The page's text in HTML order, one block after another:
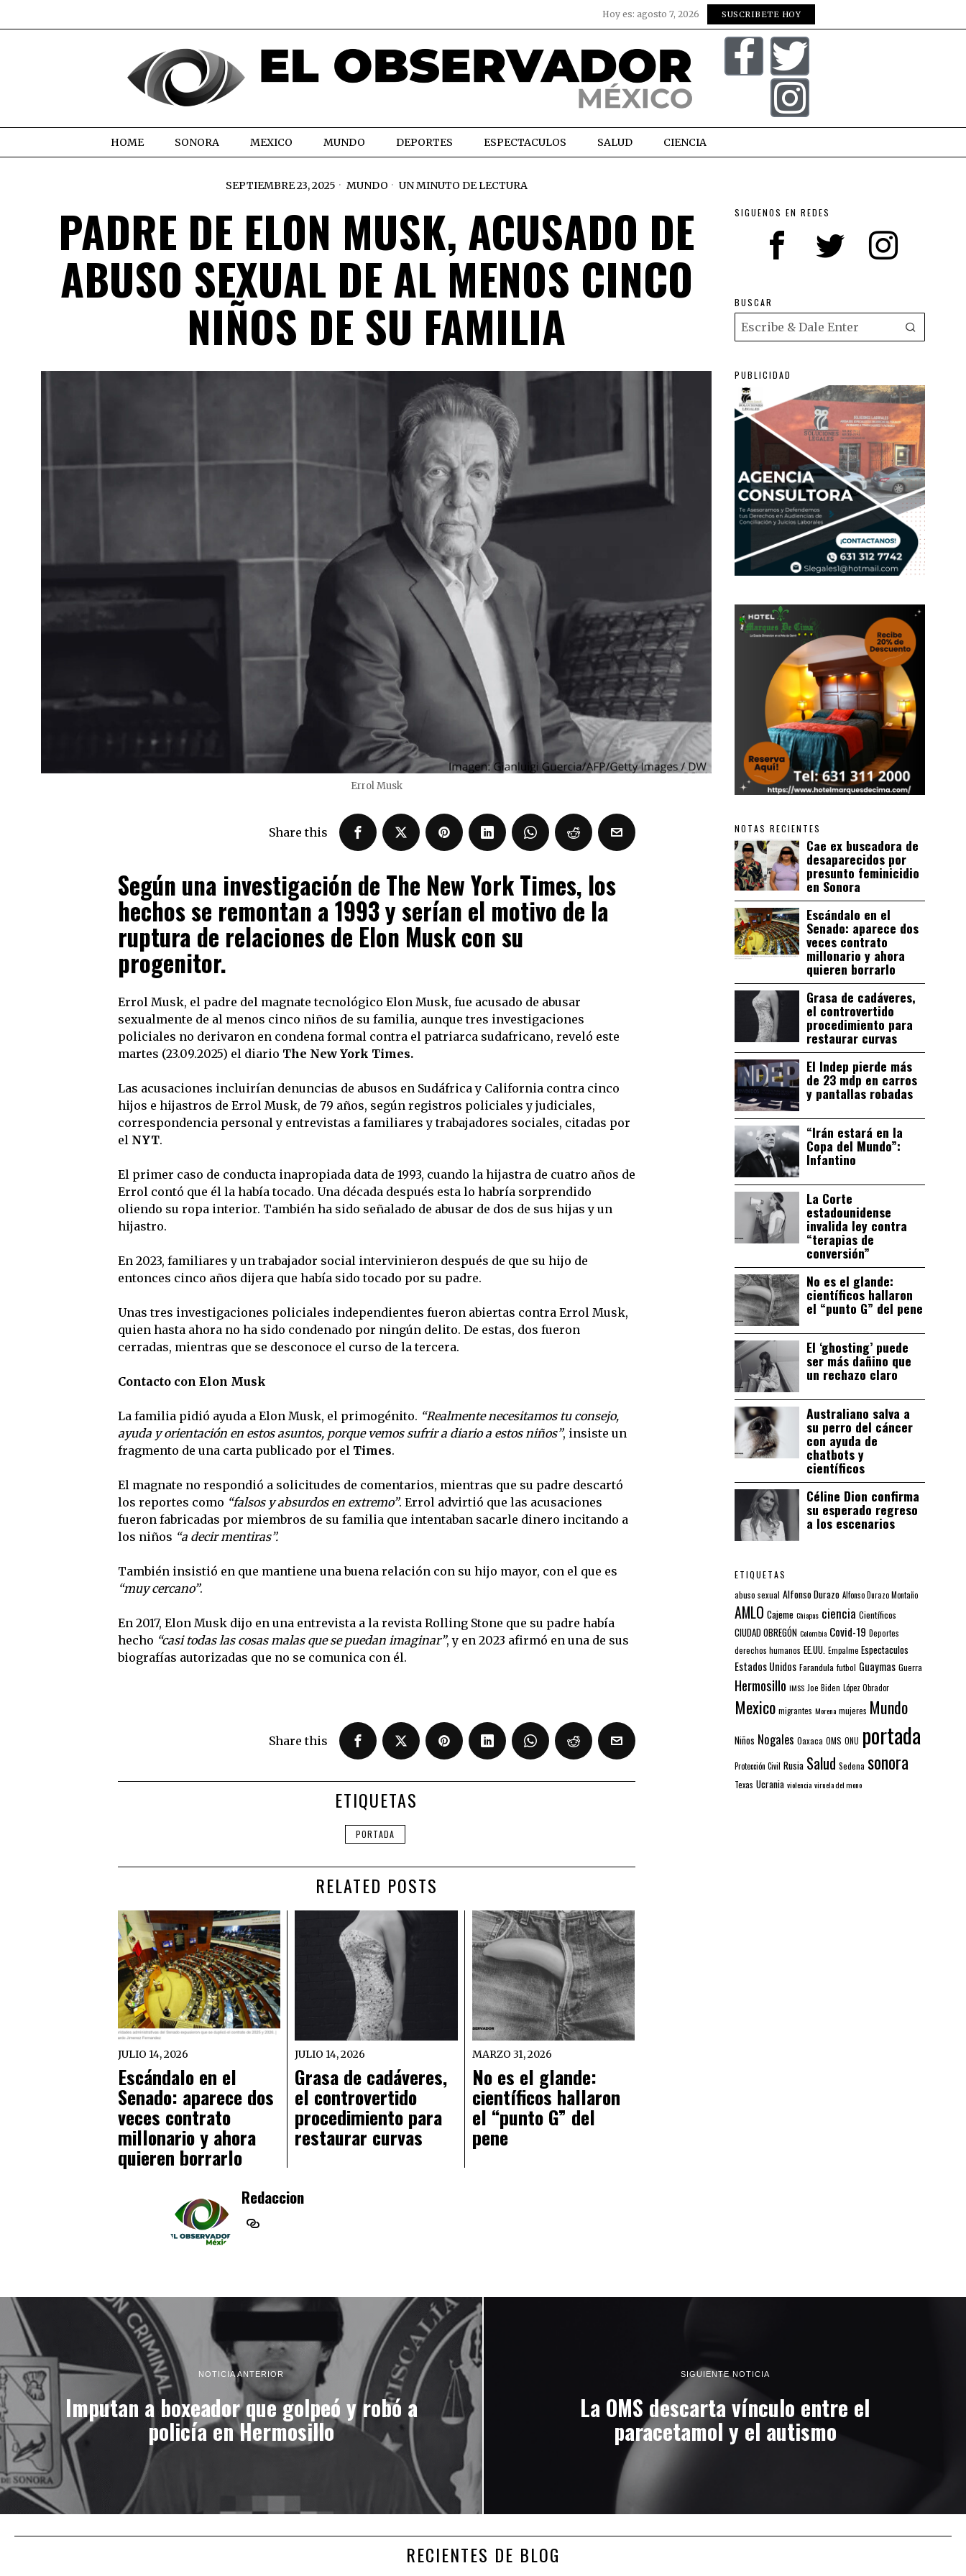
Hoy es: agosto 7, 2026 SUSCRIBETE HOY
HOME SONORA MEXICO MUNDO DEPORTES ESPECTACULOS SALUD CIENCIA
SEPTIEMBRE 23, 2025 MUNDO UN MINUTO DE LECTURA
PADRE DE ELON MUSK, ACUSADO DE
ABUSO SEXUAL DE AL MENOS CINCO
NIÑOS DE SU FAMILIA
Errol Musk
Share this
Según una investigación de The New York Times, los
hechos se remontan a 1993 y serían el motivo de la
ruptura de relaciones de Elon Musk con su
progenitor.
Errol Musk, el padre del magnate tecnológico Elon Musk, fue acusado de abusar
sexualmente de al menos cinco niños de su familia, aunque tres investigaciones
policiales no derivaron en condena formal contra el patriarca sudafricano, reveló este
martes (23.09.2025) el diario The New York Times.
Las acusaciones incluirían denuncias de abusos en Sudáfrica y California contra cinco
hijos e hijastros de Errol Musk, de 79 años, según registros policiales y judiciales,
correspondencia personal y entrevistas a familiares y trabajadores sociales, citadas por
el NYT.
El primer caso de conducta inapropiada data de 1993, cuando la hijastra de cuatro años de
Errol contó que él la había tocado. Una década después esta lo habría sorprendido
oliendo su ropa interior. También ha sido señalado de abusar de dos de sus hijas y un
hijastro.
En 2023, familiares y un trabajador social intervinieron después de que su hijo de
entonces cinco años dijera que había sido tocado por su padre.
Unas tres investigaciones policiales independientes fueron abiertas contra Errol Musk,
quien hasta ahora no ha sido condenado por ningún delito. De estas, dos fueron
cerradas, mientras que se desconoce el curso de la tercera.
Contacto con Elon Musk
La familia pidió ayuda a Elon Musk, el primogénito. “Realmente necesitamos tu consejo,
ayuda y orientación en estos asuntos, porque vemos sufrir a diario a estos niños”, insiste un
fragmento de una carta publicado por el Times.
El magnate no respondió a solicitudes de comentarios, mientras que su padre descartó
los reportes como “falsos y absurdos en extremo”. Errol advirtió que las acusaciones
fueron fabricadas por miembros de su familia que intentaban sacarle dinero incitando a
los niños “a decir mentiras”.
También insistió en que mantiene una buena relación con su hijo mayor, con el que es
“muy cercano”.
En 2017, Elon Musk dijo en una entrevista a la revista Rolling Stone que su padre había
hecho “casi todas las cosas malas que se puedan imaginar”, y en 2023 afirmó en una de sus
biografías autorizadas que no se comunica con él.
Share this
ETIQUETAS
PORTADA
RELATED POSTS
JULIO 14, 2026
Escándalo en el
Senado: aparece dos
veces contrato
millonario y ahora
quieren borrarlo
JULIO 14, 2026
Grasa de cadáveres,
el controvertido
procedimiento para
restaurar curvas
MARZO 31, 2026
No es el glande:
científicos hallaron
el “punto G” del
pene
Redaccion
SIGUENOS EN REDES
BUSCAR
PUBLICIDAD
NOTAS RECIENTES
Cae ex buscadora de
desaparecidos por
presunto feminicidio
en Sonora
Escándalo en el
Senado: aparece dos
veces contrato
millonario y ahora
quieren borrarlo
Grasa de cadáveres,
el controvertido
procedimiento para
restaurar curvas
El Indep pierde más
de 23 mdp en carros
y pantallas robadas
“Irán estará en la
Copa del Mundo”:
Infantino
La Corte
estadounidense
invalida ley contra
“terapias de
conversión”
No es el glande:
científicos hallaron
el “punto G” del pene
El ‘ghosting’ puede
ser más dañino que
un rechazo claro
Australiano salva a
su perro del cáncer
con ayuda de
chatbots y
científicos
Céline Dion confirma
su esperado regreso
a los escenarios
ETIQUETAS
abuso sexual Alfonso Durazo Alfonso Durazo Montaño
AMLO Cajeme Chiapas ciencia Científicos
CIUDAD OBREGÓN Colombia Covid-19 Deportes
derechos humanos EE.UU. Empalme Espectaculos
Estados Unidos Farandula futbol Guaymas Guerra
Hermosillo IMSS Joe Biden López Obrador
Mexico migrantes Morena mujeres Mundo
Niños Nogales Oaxaca OMS ONU portada
Protección Civil Rusia Salud Sedena sonora
Texas Ucrania violencia viruela del mono
NOTICIA ANTERIOR
Imputan a boxeador que golpeó y robó a
policía en Hermosillo
SIGUIENTE NOTICIA
La OMS descarta vínculo entre el
paracetamol y el autismo
RECIENTES DE BLOG